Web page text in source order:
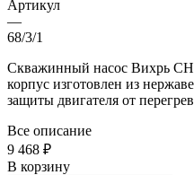
Артикул
—
68/3/1
Скважинный насос Вихрь СН-
корпус изготовлен из
защиты двигателя от
Все описание
9 468 ₽
В корзину